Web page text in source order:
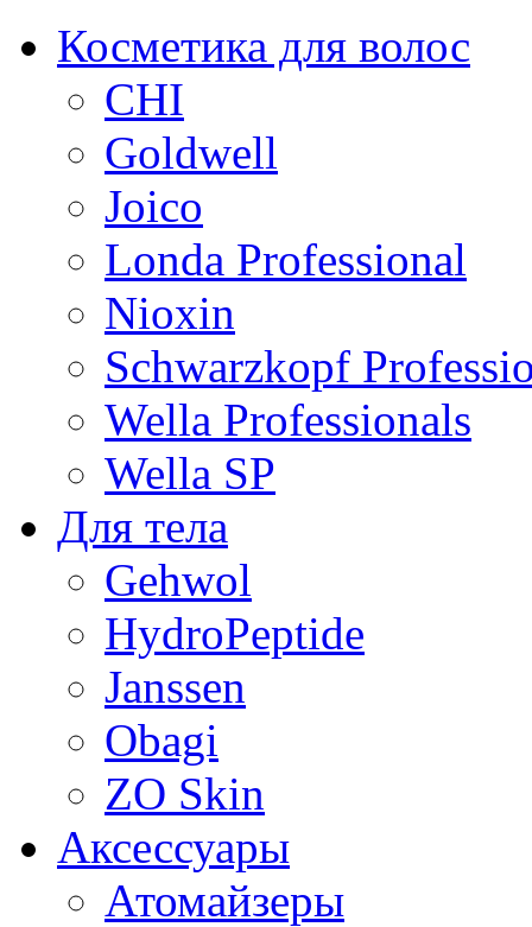
Косметика для волос
CHI
Goldwell
Joico
Londa Professional
Nioxin
Schwarzkopf
Wella Professionals
Wella SP
Для тела
Gehwol
HydroPeptide
Janssen
Obagi
ZO Skin
Aксессуары
Атомайзеры